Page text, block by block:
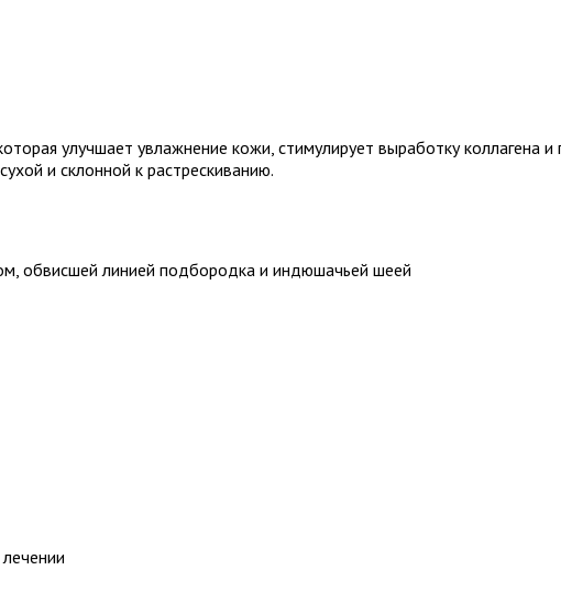
улучшает увлажнение кожи, стимулирует выработку коллагена
и склонной к растрескиванию.
обвисшей линией подбородка и индюшачьей шеей